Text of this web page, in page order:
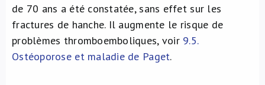
de 70 ans a été constatée, sans effet sur les
fractures de hanche. Il augmente le risque de
problèmes thromboemboliques, voir 9.5.
Ostéoporose et maladie de Paget.